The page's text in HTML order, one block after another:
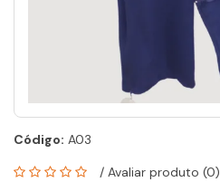
Código: A03
/ Avaliar produto (0)